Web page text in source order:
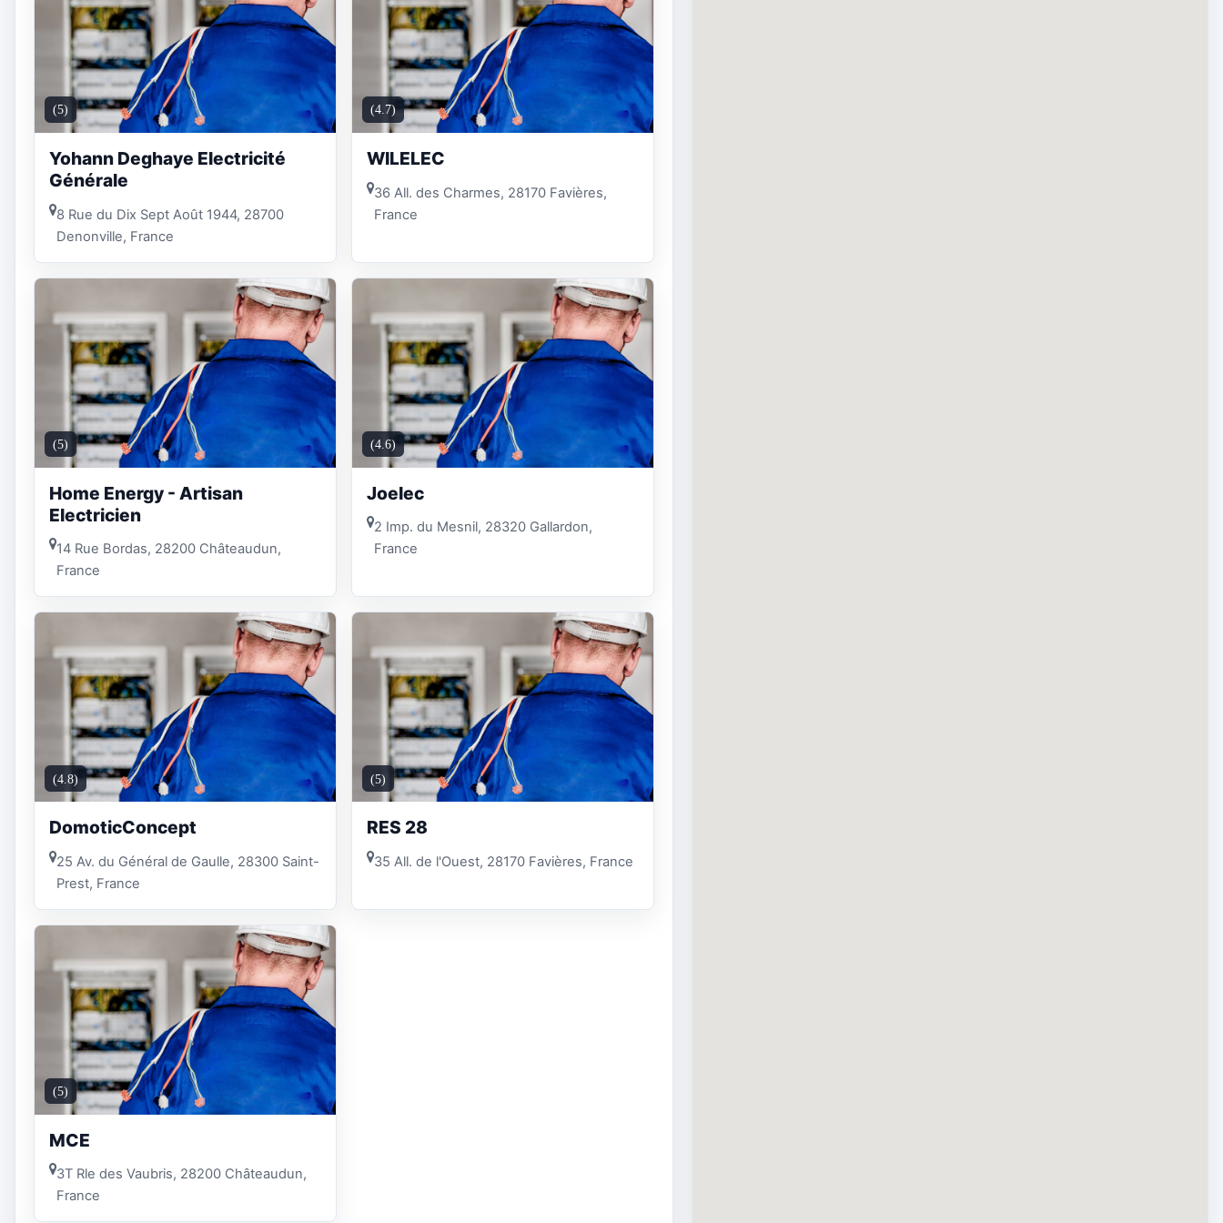
(5)
Yohann Deghaye Electricité
Générale
8 Rue du Dix Sept Août 1944, 28700
Denonville, France
(4.7)
WILELEC
36 All. des Charmes, 28170 Favières,
France
(5)
Home Energy - Artisan
Electricien
14 Rue Bordas, 28200 Châteaudun,
France
(4.6)
Joelec
2 Imp. du Mesnil, 28320 Gallardon,
France
(4.8)
DomoticConcept
25 Av. du Général de Gaulle, 28300 Saint-
Prest, France
(5)
RES 28
35 All. de l'Ouest, 28170 Favières, France
(5)
MCE
3T Rle des Vaubris, 28200 Châteaudun,
France